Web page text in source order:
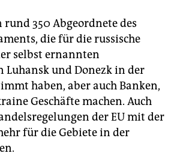
350 Abgeordnete des
die für die russische
selbst ernannten
Luhansk und Donezk in der
haben, aber auch Banken,
Geschäfte machen. Auch
der EU mit der
für die Gebiete in der